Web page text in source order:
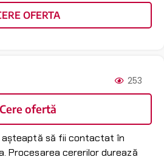
OFERTA
253
Cere ofertă
să fii contactat în
Procesarea cererilor durează